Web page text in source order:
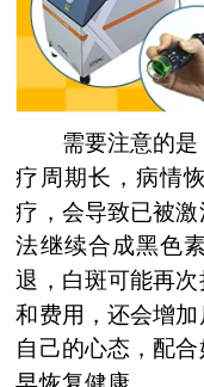
需要注意的是
疗周期长，病情
疗，会导致已被
法继续合成黑色
退，白斑可能再
和费用，还会增
自己的心态，配